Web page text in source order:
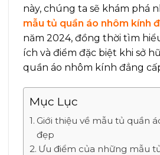
này, chúng ta sẽ khám phá
mẫu tủ quần áo nhôm kính
năm 2024, đồng thời tìm
ích và điểm đặc biệt khi sở
quần áo nhôm kính đẳng
Mục Lục
Giới thiệu về mẫu tủ quần
đẹp
Ưu điểm của những mẫu